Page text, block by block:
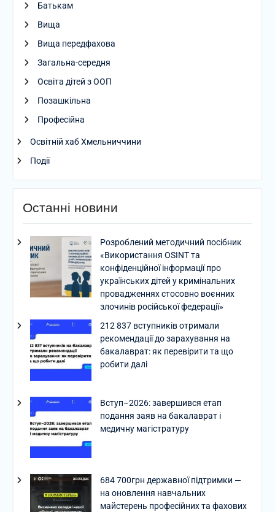
Батькам
Вища
Вища передфахова
Загальна-середня
Освіта дітей з ООП
Позашкільна
Професійна
Освітній хаб Хмельниччини
Події
Останні новини
Розроблений методичний посібник
«Використання OSINT та
конфіденційної інформації про
українських дітей у кримінальних
провадженнях стосовно воєнних
злочинів російської федерації»
212 837 вступників отримали
рекомендації до зарахування на
бакалаврат: як перевірити та що
робити далі
Вступ–2026: завершився етап
подання заяв на бакалаврат і
медичну магістратуру
684 700грн державної підтримки —
на оновлення навчальних
майстерень професійних та фахових